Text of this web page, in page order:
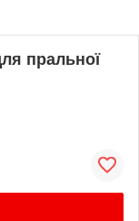
пральної